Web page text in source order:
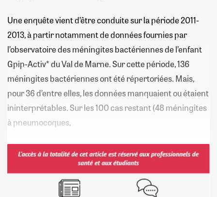
Une enquête vient d’être conduite sur la période 2011-
2013, à partir notamment de données fournies par
l’observatoire des méningites bactériennes de l’enfant
Gpip-Activ* du Val de Marne. Sur cette période, 136
méningites bactériennes ont été répertoriées. Mais,
pour 36 d’entre elles, les données manquaient ou étaient
ininterprétables. Sur les 100 cas restant (48 méningites
à pneumocoques,